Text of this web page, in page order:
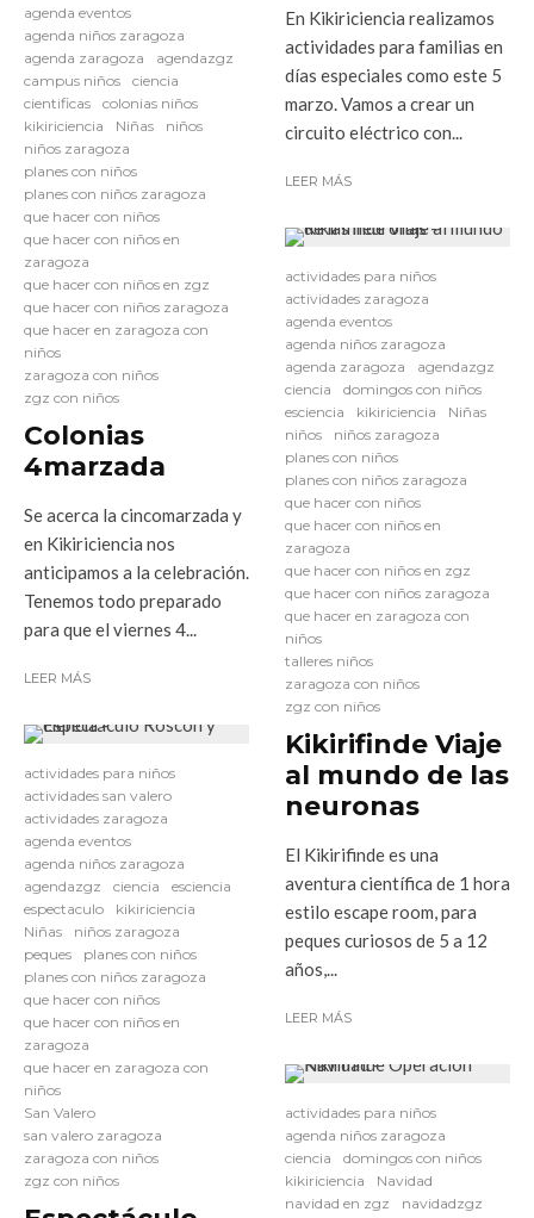
agenda eventos
agenda niños zaragoza
agenda zaragoza
agendazgz
campus niños
ciencia
cientificas
colonias niños
kikiriciencia
Niñas
niños
niños zaragoza
planes con niños
planes con niños zaragoza
que hacer con niños
que hacer con niños en
zaragoza
que hacer con niños en zgz
que hacer con niños zaragoza
que hacer en zaragoza con
niños
zaragoza con niños
zgz con niños
Colonias
4marzada
Se acerca la cincomarzada y
en Kikiriciencia nos
anticipamos a la celebración.
Tenemos todo preparado
para que el viernes 4...
LEER MÁS
actividades para niños
actividades san valero
actividades zaragoza
agenda eventos
agenda niños zaragoza
agendazgz
ciencia
esciencia
espectaculo
kikiriciencia
Niñas
niños zaragoza
peques
planes con niños
planes con niños zaragoza
que hacer con niños
que hacer con niños en
zaragoza
que hacer en zaragoza con
niños
San Valero
san valero zaragoza
zaragoza con niños
zgz con niños
En Kikiriciencia realizamos
actividades para familias en
días especiales como este 5
marzo. Vamos a crear un
circuito eléctrico con...
LEER MÁS
actividades para niños
actividades zaragoza
agenda eventos
agenda niños zaragoza
agenda zaragoza
agendazgz
ciencia
domingos con niños
esciencia
kikiriciencia
Niñas
niños
niños zaragoza
planes con niños
planes con niños zaragoza
que hacer con niños
que hacer con niños en
zaragoza
que hacer con niños en zgz
que hacer con niños zaragoza
que hacer en zaragoza con
niños
talleres niños
zaragoza con niños
zgz con niños
Kikirifinde Viaje
al mundo de las
neuronas
El Kikirifinde es una
aventura científica de 1 hora
estilo escape room, para
peques curiosos de 5 a 12
años,...
LEER MÁS
actividades para niños
agenda niños zaragoza
ciencia
domingos con niños
kikiriciencia
Navidad
navidad en zgz
navidadzgz